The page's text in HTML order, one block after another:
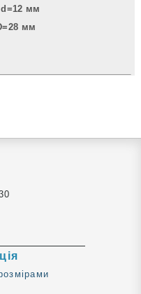
d=12 мм
мм